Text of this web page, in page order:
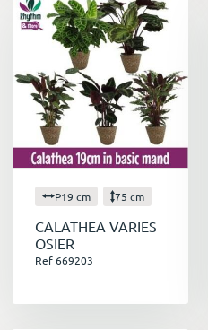
P19 cm 75 cm
CALATHEA VARIES
OSIER
Ref 669203